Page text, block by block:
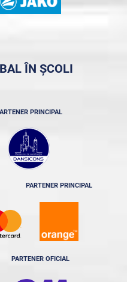
ÎN ȘCOLI
PRINCIPAL
PARTENER PRINCIPAL
PARTENER OFICIAL